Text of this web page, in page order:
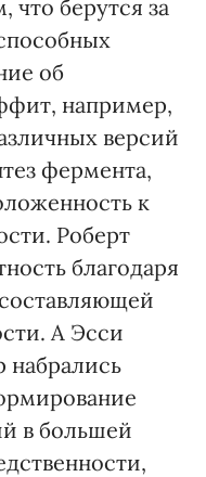
что берутся за
об
например,
версий
фермента,
к
Роберт
благодаря
А Эсси
в большей